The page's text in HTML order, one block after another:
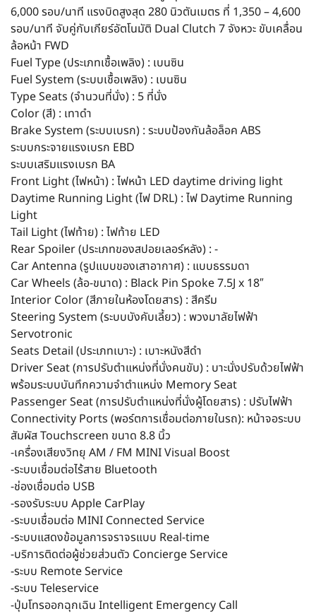
6,000 รอบ/นาที แรงบิดสูงสุด 280 นิวตันเมตร ที่ 1,350 – 4,600
รอบ/นาที จับคู่กับเกียร์อัตโนมัติ Dual Clutch 7 จังหวะ ขับเคลื่อน
ล้อหน้า FWD
Fuel Type (ประเภทเชื้อเพลิง) : เบนซิน
Fuel System (ระบบเชื้อเพลิง) : เบนซิน
Type Seats (จำนวนที่นั่ง) : 5 ที่นั่ง
Color (สี) : เทาดำ
Brake System (ระบบเบรก) : ระบบป้องกันล้อล็อค ABS
ระบบกระจายแรงเบรก EBD
ระบบเสริมแรงเบรก BA
Front Light (ไฟหน้า) : ไฟหน้า LED daytime driving light
Daytime Running Light (ไฟ DRL) : ไฟ Daytime Running
Light
Tail Light (ไฟท้าย) : ไฟท้าย LED
Rear Spoiler (ประเภทของสปอยเลอร์หลัง) : -
Car Antenna (รูปแบบของเสาอากาศ) : แบบธรรมดา
Car Wheels (ล้อ-ขนาด) : Black Pin Spoke 7.5J x 18″
Interior Color (สีภายในห้องโดยสาร) : สีครีม
Steering System (ระบบบังคับเลี้ยว) : พวงมาลัยไฟฟ้า
Servotronic
Seats Detail (ประเภทเบาะ) : เบาะหนังสีดำ
Driver Seat (การปรับตำแหน่งที่นั่งคนขับ) : บาะนั่งปรับด้วยไฟฟ้า
พร้อมระบบบันทึกความจำตำแหน่ง Memory Seat
Passenger Seat (การปรับตำแหน่งที่นั่งผู้โดยสาร) : ปรับไฟฟ้า
Connectivity Ports (พอร์ตการเชื่อมต่อภายในรถ): หน้าจอระบบ
สัมผัส Touchscreen ขนาด 8.8 นิ้ว
-เครื่องเสียงวิทยุ AM / FM MINI Visual Boost
-ระบบเชื่อมต่อไร้สาย Bluetooth
-ช่องเชื่อมต่อ USB
-รองรับระบบ Apple CarPlay
-ระบบเชื่อมต่อ MINI Connected Service
-ระบบแสดงข้อมูลการจราจรแบบ Real-time
-บริการติดต่อผู้ช่วยส่วนตัว Concierge Service
-ระบบ Remote Service
-ระบบ Teleservice
-ปุ่มโทรออกฉุกเฉิน Intelligent Emergency Call